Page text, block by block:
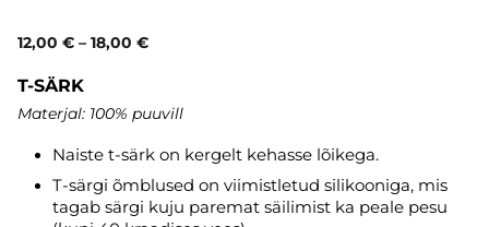
12,00 € – 18,00 €
T-SÄRK
Materjal: 100% puuvill
Naiste t-särk on kergelt kehasse lõikega.
T-särgi õmblused on viimistletud silikooniga, mis
tagab särgi kuju paremat säilimist ka peale pesu